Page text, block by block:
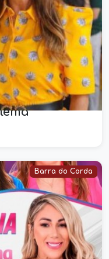
reafirma
Brandão e
do Vale
Barra do Corda